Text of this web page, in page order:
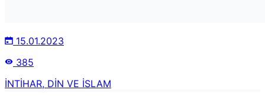
15.01.2023
385
İNTİHAR, DİN VE İSLAM